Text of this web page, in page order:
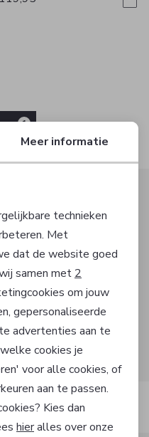
1
zijn?
en ontvang dan ook
dit in onze
voor korting
Meer informatie
technieken
Met
dat de website goed
samen met 2
om jouw
gepersonaliseerde
advertenties aan te
cookies je
voor alle cookies, of
aan te passen.
Kies dan
hieralles over onze